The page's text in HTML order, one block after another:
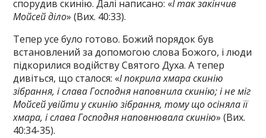
спорудив скинію. Далі написано: «І так закінчив
Мойсей діло» (Вих. 40:33).
Тепер усе було готово. Божий порядок був
встановлений за допомогою слова Божого, і люди
підкорилися водійству Святого Духа. А тепер
дивіться, що сталося: «І покрила хмара скинію
зібрання, і слава Господня наповнила скинію; і не міг
Мойсей увійти у скинію зібрання, тому що осіняла її
хмара, і слава Господня наповнювала скинію» (Вих.
40:34-35).